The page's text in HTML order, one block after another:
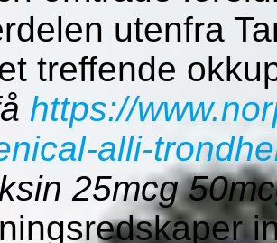
utenfra
treffende
https://
alli-
25mcg